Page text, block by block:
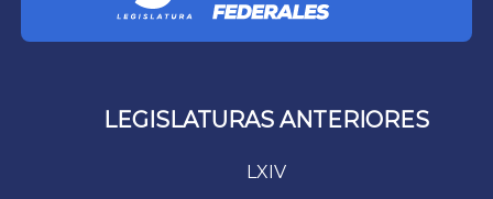
LEGISLATURAS ANTERIORES
LXIV